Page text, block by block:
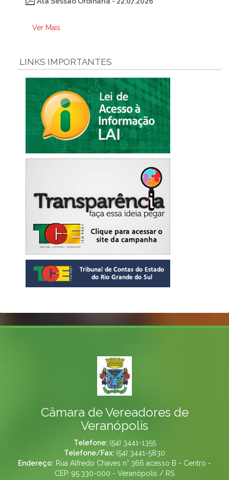
Ver Mais
LINKS IMPORTANTES
Câmara de Vereadores de
Veranópolis
Telefone: (54) 3441-1355
Telefone/Fax: (54) 3441-5830
Endereço: Rua Alfredo Chaves n° 366 acesso B - Centro -
CEP: 95.330-000 - Veranópolis / RS